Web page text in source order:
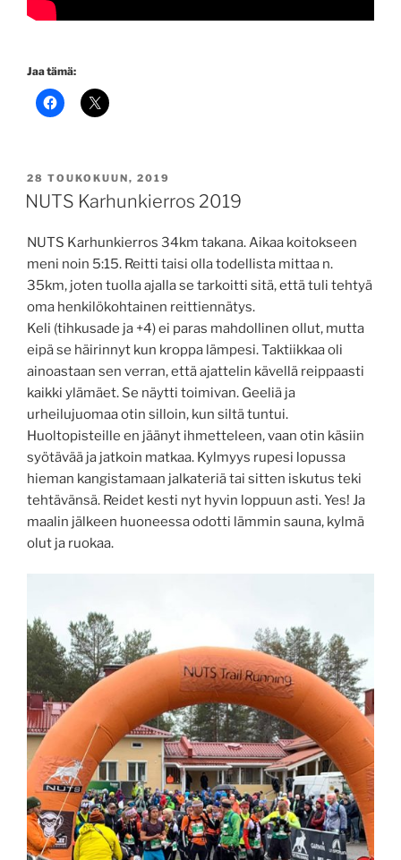
Jaa tämä:
JULKAISTU
28 TOUKOKUUN, 2019
NUTS Karhunkierros 2019
NUTS Karhunkierros 34km takana. Aikaa koitokseen
meni noin 5:15. Reitti taisi olla todellista mittaa n.
35km, joten tuolla ajalla se tarkoitti sitä, että tuli tehtyä
oma henkilökohtainen reittiennätys.
Keli (tihkusade ja +4) ei paras mahdollinen ollut, mutta
eipä se häirinnyt kun kroppa lämpesi. Taktiikkaa oli
ainoastaan sen verran, että ajattelin kävellä reippaasti
kaikki ylämäet. Se näytti toimivan. Geeliä ja
urheilujuomaa otin silloin, kun siltä tuntui.
Huoltopisteille en jäänyt ihmetteleen, vaan otin käsiin
syötävää ja jatkoin matkaa. Kylmyys rupesi lopussa
hieman kangistamaan jalkateriä tai sitten iskutus teki
tehtävänsä. Reidet kesti nyt hyvin loppuun asti. Yes! Ja
maalin jälkeen huoneessa odotti lämmin sauna, kylmä
olut ja ruokaa.